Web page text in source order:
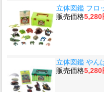
立体図鑑 フロ
販売価格5,280
立体図鑑 やん
販売価格5,280